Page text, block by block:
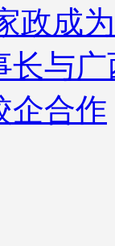
政成
长与
企合作